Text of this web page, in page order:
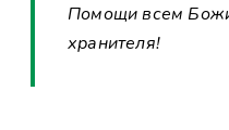
Помощи всем
хранителя!